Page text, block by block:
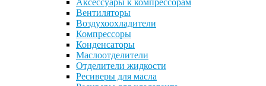
Аксессуары к компрессорам
Вентиляторы
Воздухоохладители
Компрессоры
Конденсаторы
Маслоотделители
Отделители жидкости
Ресиверы для масла